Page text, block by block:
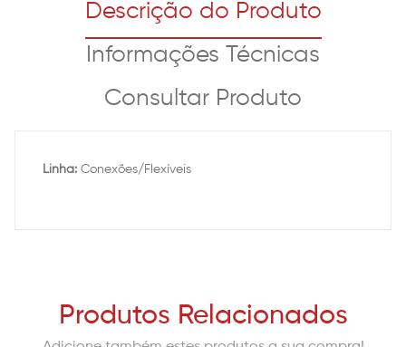
Descrição do Produto
Informações Técnicas
Consultar Produto
Linha: Conexões/Flexíveis
Produtos Relacionados